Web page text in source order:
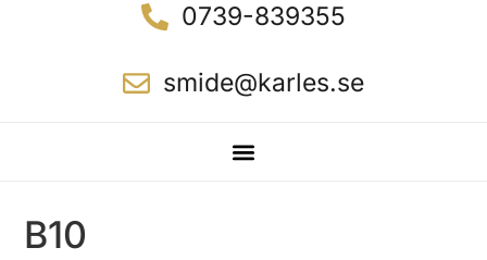
0739-839355
smide@karles.se
B10